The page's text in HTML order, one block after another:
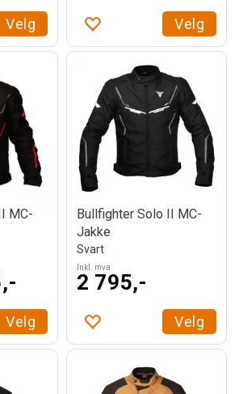
Velg Velg
MC-
Velg
Bullfighter Solo II MC-
Jakke
Svart
Inkl. mva
2 795,-
Velg